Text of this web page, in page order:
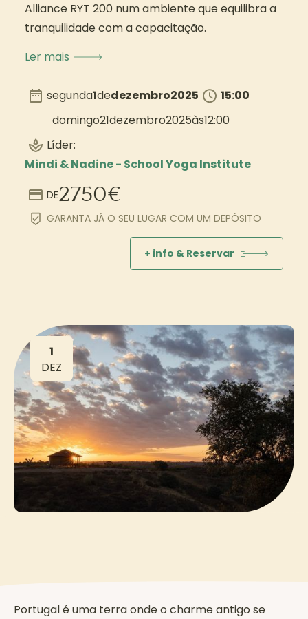
Alliance RYT 200 num ambiente que equilibra a
tranquilidade com a capacitação.
Ler mais
segunda1dedezembro2025
15:00
domingo21dezembro2025às12:00
Líder:
Mindi & Nadine - School Yoga Institute
DE2750€
GARANTA JÁ O SEU LUGAR COM UM DEPÓSITO
+ info & Reservar
1
DEZ
Portugal é uma terra onde o charme antigo se